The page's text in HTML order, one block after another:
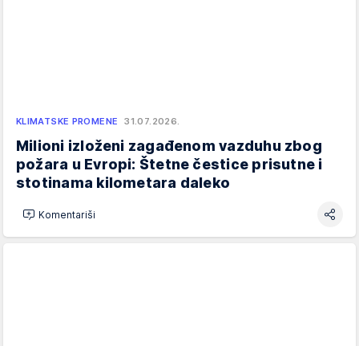
KLIMATSKE PROMENE 31.07.2026.
Milioni izloženi zagađenom vazduhu zbog
požara u Evropi: Štetne čestice prisutne i
stotinama kilometara daleko
Komentariši